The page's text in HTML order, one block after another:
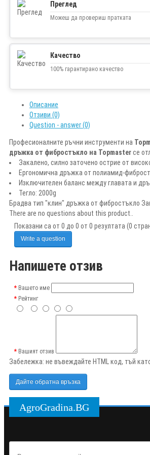
Преглед
Можеш да провериш пратката
Качество
100% гарантирано качество
Описание
Отзиви (0)
Question - answer (0)
Професионалните ръчни инструменти на
дръжка от фибростъкло на Topmasterсе
Закалено, силно заточено острие от
Ергономична дръжка от полиамид-
Изключителен баланс между главата и
Тегло: 2000g
Брадва тип "клин" дръжка от фибростъкло
There are no questions about this product..
Показани са от 0 до 0 от 0 резултата (0
Write a question
Напишете отзив
Вашето име
Рейтинг
Вашият отзив
Забележка: не въвеждайте HTML код, тъй
Дайте обратна връзка
AgroGradina.BG